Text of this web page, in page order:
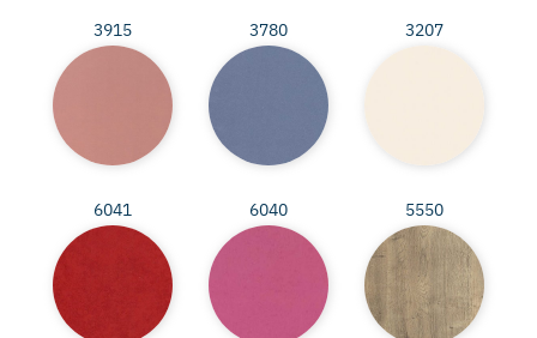
3207
3780
3915
5550
6040
6041